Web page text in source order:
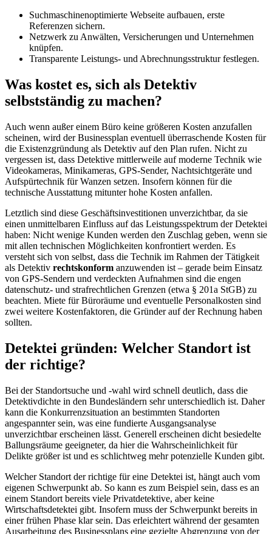
Suchmaschinenoptimierte Webseite aufbauen, erste
Referenzen sichern.
Netzwerk zu Anwälten, Versicherungen und Unternehmen
knüpfen.
Transparente Leistungs- und Abrechnungsstruktur festlegen.
Was kostet es, sich als Detektiv
selbstständig zu machen?
Auch wenn außer einem Büro keine größeren Kosten anzufallen
scheinen, wird der Businessplan eventuell überraschende Kosten für
die Existenzgründung als Detektiv auf den Plan rufen. Nicht zu
vergessen ist, dass Detektive mittlerweile auf moderne Technik wie
Videokameras, Minikameras, GPS-Sender, Nachtsichtgeräte und
Aufspürtechnik für Wanzen setzen. Insofern können für die
technische Ausstattung mitunter hohe Kosten anfallen.
Letztlich sind diese Geschäftsinvestitionen unverzichtbar, da sie
einen unmittelbaren Einfluss auf das Leistungsspektrum der Detektei
haben: Nicht wenige Kunden werden den Zuschlag geben, wenn sie
mit allen technischen Möglichkeiten konfrontiert werden. Es
versteht sich von selbst, dass die Technik im Rahmen der Tätigkeit
als Detektiv rechtskonform anzuwenden ist – gerade beim Einsatz
von GPS-Sendern und verdeckten Aufnahmen sind die engen
datenschutz- und strafrechtlichen Grenzen (etwa § 201a StGB) zu
beachten. Miete für Büroräume und eventuelle Personalkosten sind
zwei weitere Kostenfaktoren, die Gründer auf der Rechnung haben
sollten.
Detektei gründen: Welcher Standort ist
der richtige?
Bei der Standortsuche und -wahl wird schnell deutlich, dass die
Detektivdichte in den Bundesländern sehr unterschiedlich ist. Daher
kann die Konkurrenzsituation an bestimmten Standorten
angespannter sein, was eine fundierte Ausgangsanalyse
unverzichtbar erscheinen lässt. Generell erscheinen dicht besiedelte
Ballungsräume geeigneter, da hier die Wahrscheinlichkeit für
Delikte größer ist und es schlichtweg mehr potenzielle Kunden gibt.
Welcher Standort der richtige für eine Detektei ist, hängt auch vom
eigenen Schwerpunkt ab. So kann es zum Beispiel sein, dass es an
einem Standort bereits viele Privatdetektive, aber keine
Wirtschaftsdetektei gibt. Insofern muss der Schwerpunkt bereits in
einer frühen Phase klar sein. Das erleichtert während der gesamten
Ausarbeitung des Businessplans eine gezielte Abgrenzung von der